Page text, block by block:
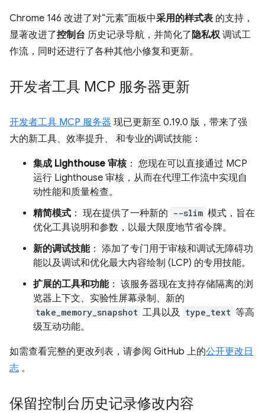
Chrome 146 改进了对“元素”面板中采用的样式表 的支持，
显著改进了控制台 历史记录导航，并简化了 隐私权调试工
作流，同时还进行了各种其他小修复和更新。
开发者工具 MCP 服务器更新
开发者工具 MCP 服务器 现已更新至 0.19.0 版，带来了强
大的新工具、效率提升、 和专业的调试技能：
集成 Lighthouse 审核： 您现在可以直接通过 MCP
运行 Lighthouse 审核，从而在代理工作流中实现自
动性能和质量检查。
精简模式 ： 现在提供了一种新的 --slim 模式，旨在
优化工具说明和参数，以最大限度地节省令牌。
新的调试技能： 添加了专门用于审核和调试无障碍功
能以及调试和优化最大内容绘制 (LCP) 的专用技能。
扩展的工具和功能： 该服务器现在支持存储隔离的浏
览器上下文、实验性屏幕录制、新的
take_memory_snapshot 工具以及 type_text 等高
级互动功能。
如需查看完整的更改列表，请参阅 GitHub 上的公开更改日
志 。
保留控制台历史记录修改内容